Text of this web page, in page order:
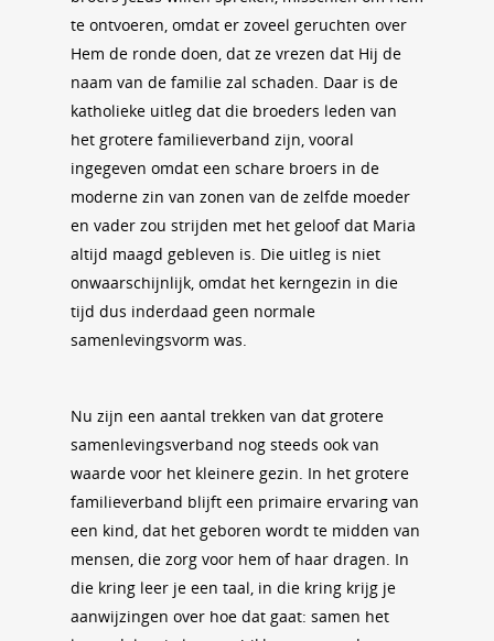
te ontvoeren, omdat er zoveel geruchten over
Hem de ronde doen, dat ze vrezen dat Hij de
naam van de familie zal schaden. Daar is de
katholieke uitleg dat die broeders leden van
het grotere familieverband zijn, vooral
ingegeven omdat een schare broers in de
moderne zin van zonen van de zelfde moeder
en vader zou strijden met het geloof dat Maria
altijd maagd gebleven is. Die uitleg is niet
onwaarschijnlijk, omdat het kerngezin in die
tijd dus inderdaad geen normale
samenlevingsvorm was.
Nu zijn een aantal trekken van dat grotere
samenlevingsverband nog steeds ook van
waarde voor het kleinere gezin. In het grotere
familieverband blijft een primaire ervaring van
een kind, dat het geboren wordt te midden van
mensen, die zorg voor hem of haar dragen. In
die kring leer je een taal, in die kring krijg je
aanwijzingen over hoe dat gaat: samen het